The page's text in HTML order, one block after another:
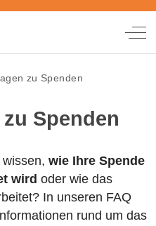
zu Spenden
Spenden
wie Ihre Spende
wird oder wie das
In unseren FAQ
rund um das